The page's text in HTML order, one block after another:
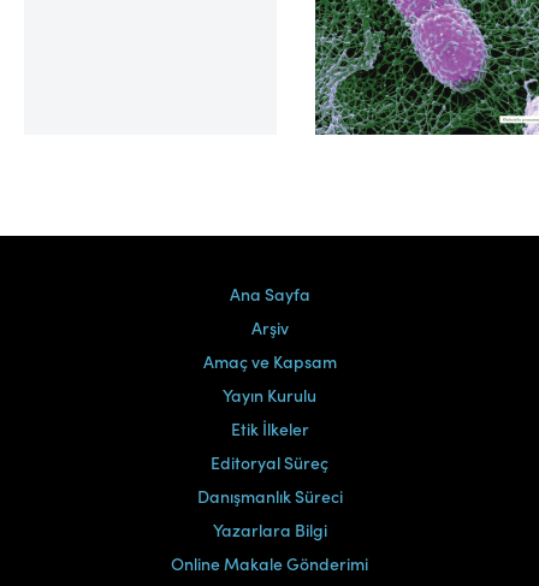
Cilt 39, Sayı 2
Ana Sayfa
Arşiv
Amaç ve Kapsam
Yayın Kurulu
Etik İlkeler
Editoryal Süreç
Danışmanlık Süreci
Yazarlara Bilgi
Online Makale Gönderimi